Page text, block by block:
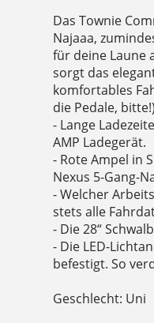
Das Townie
Najaaa,
für deine Laune
sorgt das
komfortables
die Pedale, bitte!)
- Lange
AMP Ladegerät.
- Rote Ampel in
Nexus 5-Gang-
- Welcher
stets alle
- Die 28“
- Die LED-
befestigt. So
Geschlecht: Uni